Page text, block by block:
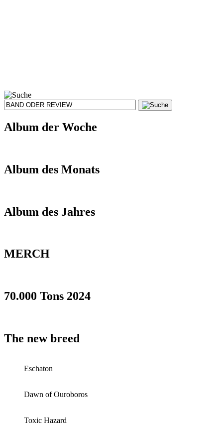
Album der Woche
Album des Monats
Album des Jahres
MERCH
70.000 Tons 2024
The new breed
Eschaton
Dawn of Ouroboros
Toxic Hazard